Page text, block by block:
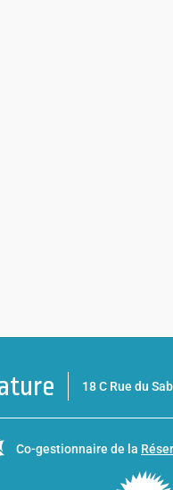
18 C Rue du
Co-gestionnaire de la